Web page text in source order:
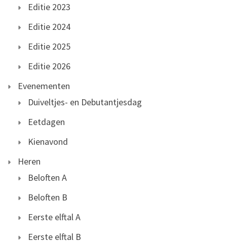
Editie 2023
Editie 2024
Editie 2025
Editie 2026
Evenementen
Duiveltjes- en Debutantjesdag
Eetdagen
Kienavond
Heren
Beloften A
Beloften B
Eerste elftal A
Eerste elftal B